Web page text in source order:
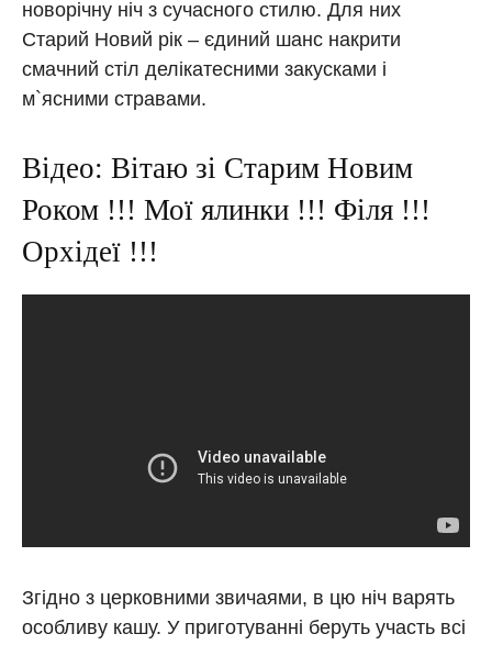
новорічну ніч з сучасного стилю. Для них
Старий Новий рік – єдиний шанс накрити
смачний стіл делікатесними закусками і
м`ясними стравами.
Відео: Вітаю зі Старим Новим
Роком !!! Мої ялинки !!! Філя !!!
Орхідеї !!!
Згідно з церковними звичаями, в цю ніч варять
особливу кашу. У приготуванні беруть участь всі